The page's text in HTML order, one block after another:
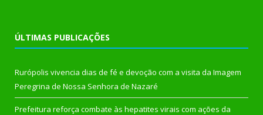
ÚLTIMAS PUBLICAÇÕES
Rurópolis vivencia dias de fé e devoção com a visita da Imagem
Peregrina de Nossa Senhora de Nazaré
Prefeitura reforça combate às hepatites virais com ações da